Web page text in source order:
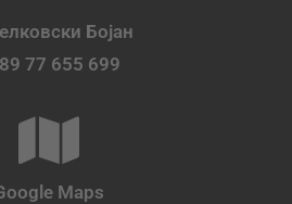
Бојан
77 655 699
Maps